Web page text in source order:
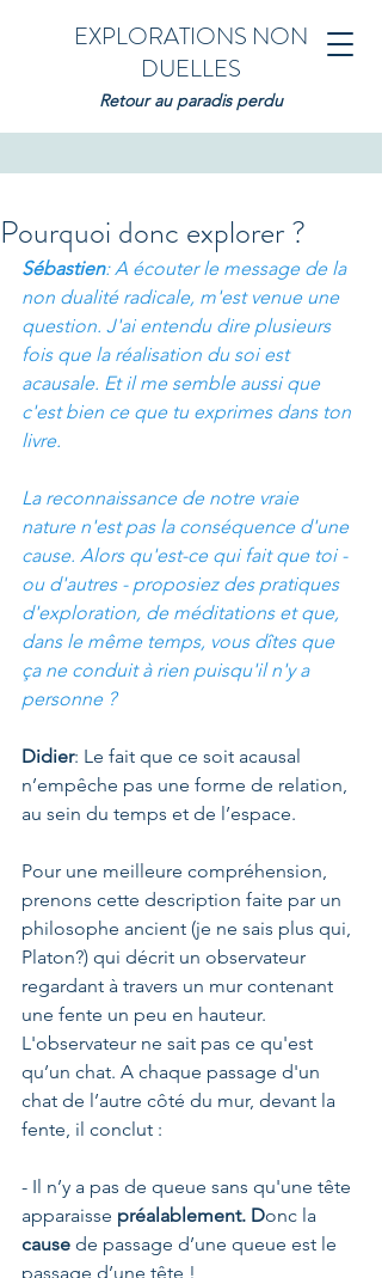
EXPLORATIONS NON
DUELLES
Retour au paradis perdu
Pourquoi donc explorer ?
Sébastien: A écouter le message de la
non dualité radicale, m'est venue une
question. J'ai entendu dire plusieurs
fois que la réalisation du soi est
acausale. Et il me semble aussi que
c'est bien ce que tu exprimes dans ton
livre.
La reconnaissance de notre vraie
nature n'est pas la conséquence d'une
cause. Alors qu'est-ce qui fait que toi -
ou d'autres - proposiez des pratiques
d'exploration, de méditations et que,
dans le même temps, vous dîtes que
ça ne conduit à rien puisqu'il n'y a
personne ?
Didier: Le fait que ce soit acausal
n’empêche pas une forme de relation,
au sein du temps et de l’espace.
Pour une meilleure compréhension,
prenons cette description faite par un
philosophe ancient (je ne sais plus qui,
Platon?) qui décrit un observateur
regardant à travers un mur contenant
une fente un peu en hauteur.
L'observateur ne sait pas ce qu'est
qu’un chat. A chaque passage d'un
chat de l’autre côté du mur, devant la
fente, il conclut :
- Il n’y a pas de queue sans qu'une tête
apparaisse préalablement. Donc la
cause de passage d’une queue est le
passage d’une tête !